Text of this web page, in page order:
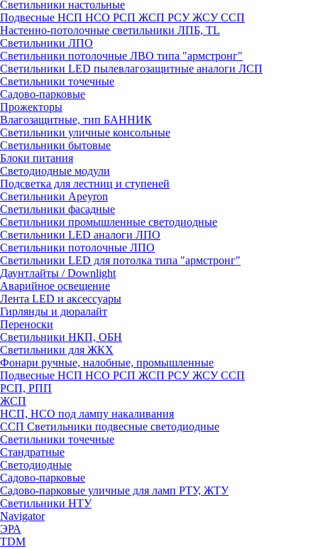
Светильники настольные
Подвесные НСП НСО РСП ЖСП РСУ ЖСУ ССП
Настенно-потолочные светильники ЛПБ, TL
Светильники ЛПО
Светильники потолочные ЛВО типа "армстронг"
Светильники LED пылевлагозащитные аналоги ЛСП
Светильники точечные
Садово-парковые
Прожекторы
Влагозащитные, тип БАННИК
Светильники уличные консольные
Светильники бытовые
Блоки питания
Светодиодные модули
Подсветка для лестниц и ступеней
Светильники Apeyron
Светильники фасадные
Светильники промышленные светодиодные
Светильники LED аналоги ЛПО
Светильники потолочные ЛПО
Светильники LED для потолка типа "армстронг"
Даунтлайты / Downlight
Аварийное освещение
Лента LED и аксессуары
Гирлянды и дюралайт
Переноски
Светильники НКП, ОБН
Светильники для ЖКХ
Фонари ручные, налобные, промышленные
Подвесные НСП НСО РСП ЖСП РСУ ЖСУ ССП
РСП, РПП
ЖСП
НСП, НСО под лампу накаливания
ССП Светильники подвесные светодиодные
Светильники точечные
Стандратные
Светодиодные
Садово-парковые
Садово-парковые уличные для ламп РТУ, ЖТУ
Светильники НТУ
Navigator
ЭРА
TDM